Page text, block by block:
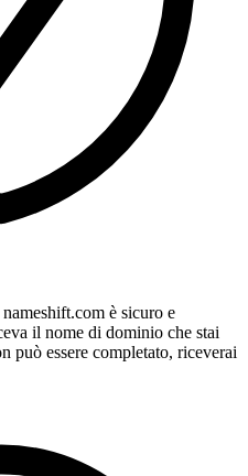
è sicuro e
il nome di dominio che stai
può essere completato, riceverai